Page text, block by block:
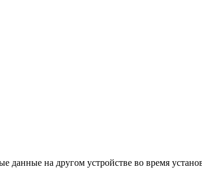
данные на другом устройстве во время